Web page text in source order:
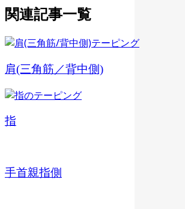
関連記事一覧
肩(三角筋／背中側)
指
手首親指側